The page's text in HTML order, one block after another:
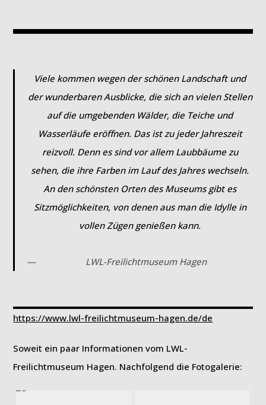
Viele kommen wegen der schönen Landschaft und
der wunderbaren Ausblicke, die sich an vielen Stellen
auf die umgebenden Wälder, die Teiche und
Wasserläufe eröffnen. Das ist zu jeder Jahreszeit
reizvoll. Denn es sind vor allem Laubbäume zu
sehen, die ihre Farben im Lauf des Jahres wechseln.
An den schönsten Orten des Museums gibt es
Sitzmöglichkeiten, von denen aus man die Idylle in
vollen Zügen genießen kann.
LWL-Freilichtmuseum Hagen
https://www.lwl-freilichtmuseum-hagen.de/de
Soweit ein paar Informationen vom LWL-
Freilichtmuseum Hagen. Nachfolgend die Fotogalerie: